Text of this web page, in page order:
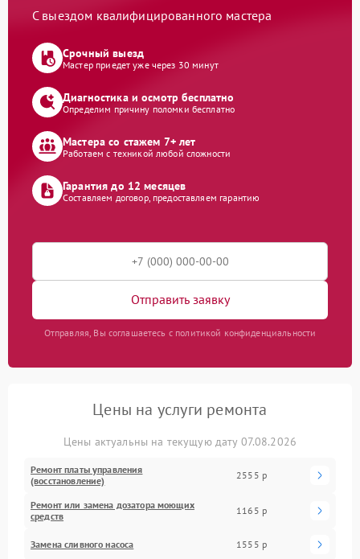
С выездом квалифицированного мастера
Срочный выезд
Мастер приедет уже через 30 минут
Диагностика и осмотр бесплатно
Определим причину поломки бесплатно
Мастера со стажем 7+ лет
Работаем с техникой любой сложности
Гарантия до 12 месяцев
Составляем договор, предоставляем гарантию
Отправить заявку
Отправляя, Вы соглашаетесь с политикой конфиденциальности
Цены на услуги ремонта
Цены актуальны на текущую дату 07.08.2026
Ремонт платы управления
(восстановление)
2555 р
Ремонт или замена дозатора моющих
средств
1165 р
Замена сливного насоса 1555 р